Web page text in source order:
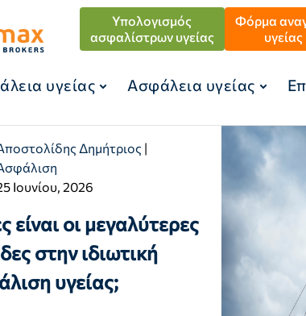
Υπολογισμός
ασφαλίστρων υγείας
Φόρμα
υγείας
υγείας Ασφάλεια υγείας
Δημήτριος |
Ιουνίου, 2026
είναι οι μεγαλύτερες
στην ιδιωτική
υγείας;